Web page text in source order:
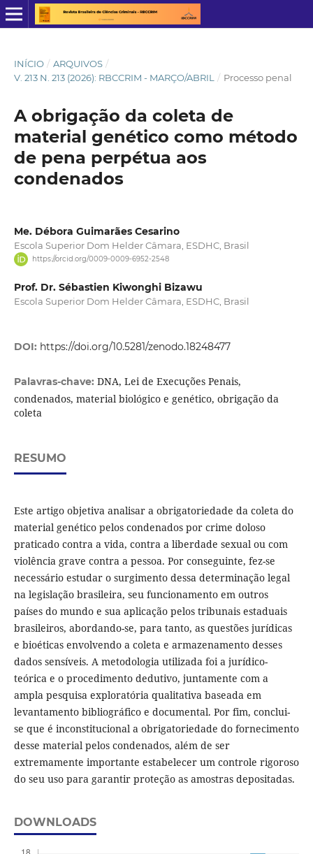
INÍCIO / ARQUIVOS /
V. 213 N. 213 (2026): RBCCRIM - MARÇO/ABRIL
/ Processo penal
A obrigação da coleta de
material genético como método
de pena perpétua aos
condenados
Me. Débora Guimarães Cesarino
Escola Superior Dom Helder Câmara, ESDHC, Brasil
https://orcid.org/0009-0009-6952-2548
Prof. Dr. Sébastien Kiwonghi Bizawu
Escola Superior Dom Helder Câmara, ESDHC, Brasil
DOI: https://doi.org/10.5281/zenodo.18248477
Palavras-chave: DNA, Lei de Execuções Penais,
condenados, material biológico e genético, obrigação da
coleta
RESUMO
Este artigo objetiva analisar a obrigatoriedade da coleta do
material genético pelos condenados por crime doloso
praticado contra a vida, contra a liberdade sexual ou com
violência grave contra a pessoa. Por conseguinte, fez-se
necessário estudar o surgimento dessa determinação legal
na legislação brasileira, seu funcionamento em outros
países do mundo e sua aplicação pelos tribunais estaduais
brasileiros, abordando-se, para tanto, as questões jurídicas
e bioéticas envolvendo a coleta e armazenamento desses
dados sensíveis. A metodologia utilizada foi a jurídico-
teórica e o procedimento dedutivo, juntamente com a
ampla pesquisa exploratória qualitativa baseada em
levantamento bibliográfico e documental. Por fim, conclui-
se que é inconstitucional a obrigatoriedade do fornecimento
desse material pelos condenados, além de ser
extremamente importante estabelecer um controle rigoroso
do seu uso para garantir proteção as amostras depositadas.
DOWNLOADS